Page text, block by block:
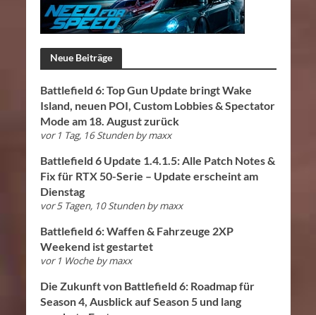
Neue Beiträge
Battlefield 6: Top Gun Update bringt Wake
Island, neuen POI, Custom Lobbies & Spectator
Mode am 18. August zurück
vor 1 Tag, 16 Stunden bymaxx
Battlefield 6 Update 1.4.1.5: Alle Patch Notes &
Fix für RTX 50-Serie – Update erscheint am
Dienstag
vor 5 Tagen, 10 Stunden bymaxx
Battlefield 6: Waffen & Fahrzeuge 2XP
Weekend ist gestartet
vor 1 Woche bymaxx
Die Zukunft von Battlefield 6: Roadmap für
Season 4, Ausblick auf Season 5 und lang